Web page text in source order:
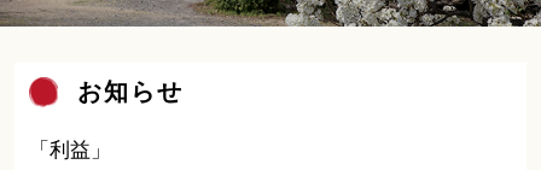
お知らせ
「利益」